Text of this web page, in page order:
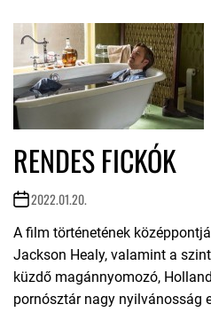
RENDES FICKÓK
2022.01.20.
A film történetének
Jackson Healy, valamint a
küzdő magánnyomozó,
pornósztár nagy nyilvánosság